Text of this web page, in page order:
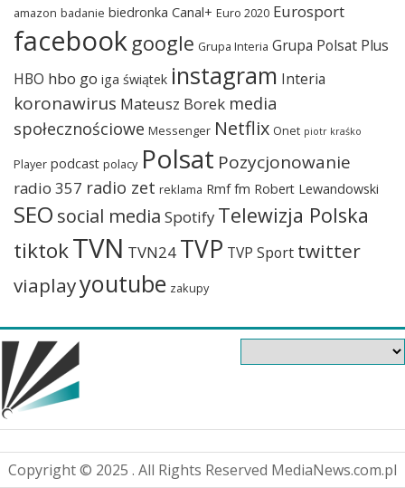
amazon badanie biedronka Canal+ Euro 2020 Eurosport
facebook google Grupa Interia Grupa Polsat Plus
HBO hbo go iga świątek instagram Interia
koronawirus Mateusz Borek media
społecznościowe Messenger Netflix Onet piotr kraśko
Player podcast polacy Polsat Pozycjonowanie
radio 357 radio zet reklama Rmf fm Robert Lewandowski
SEO social media Spotify Telewizja Polska
tiktokTVN TVN24 TVP TVP Sport twitter
viaplayyoutube zakupy
Copyright © 2025 . All Rights Reserved MediaNews.com.pl